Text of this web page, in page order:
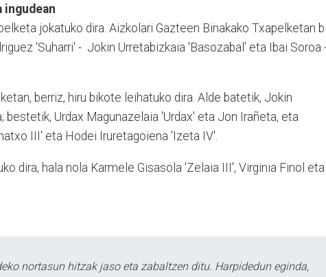
jokatuko dira. Aizkolari Gazteen Binakako Txapelketan bi
'Suharri' - Jokin Urretabizkaia 'Basozabal' eta Ibai Soroa
berriz, hiru bikote leihatuko dira. Alde batetik, Jokin
bestetik, Urdax Magunazelaia 'Urdax' eta Jon Irañeta, eta
III' eta Hodei Iruretagoiena 'Izeta IV'.
dira, hala nola Karmele Gisasola 'Zelaia III', Virginia Finol eta
nortasun hitzak jaso eta zabaltzen ditu. Harpidedun eginda,